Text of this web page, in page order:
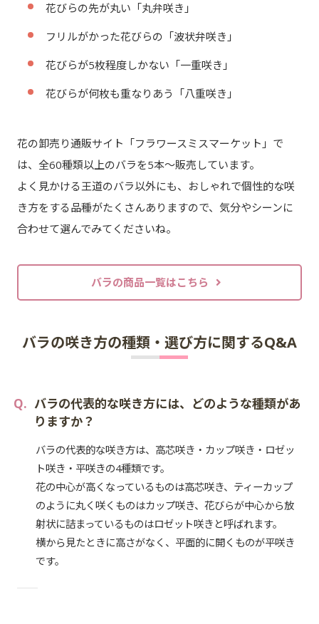
花びらの先が丸い「丸弁咲き」
フリルがかった花びらの「波状弁咲き」
花びらが5枚程度しかない「一重咲き」
花びらが何枚も重なりあう「八重咲き」
花の卸売り通販サイト「フラワースミスマーケット」で
は、全60種類以上のバラを5本～販売しています。
よく見かける王道のバラ以外にも、おしゃれで個性的な咲
き方をする品種がたくさんありますので、気分やシーンに
合わせて選んでみてくださいね。
バラの商品一覧はこちら
バラの咲き方の種類・選び方に関するQ&A
バラの代表的な咲き方には、どのような種類があ
りますか？
バラの代表的な咲き方は、高芯咲き・カップ咲き・ロゼッ
ト咲き・平咲きの4種類です。
花の中心が高くなっているものは高芯咲き、ティーカップ
のように丸く咲くものはカップ咲き、花びらが中心から放
射状に詰まっているものはロゼット咲きと呼ばれます。
横から見たときに高さがなく、平面的に開くものが平咲き
です。